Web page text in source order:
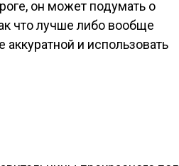
он может подумать о
что лучше либо вообще
и использовать